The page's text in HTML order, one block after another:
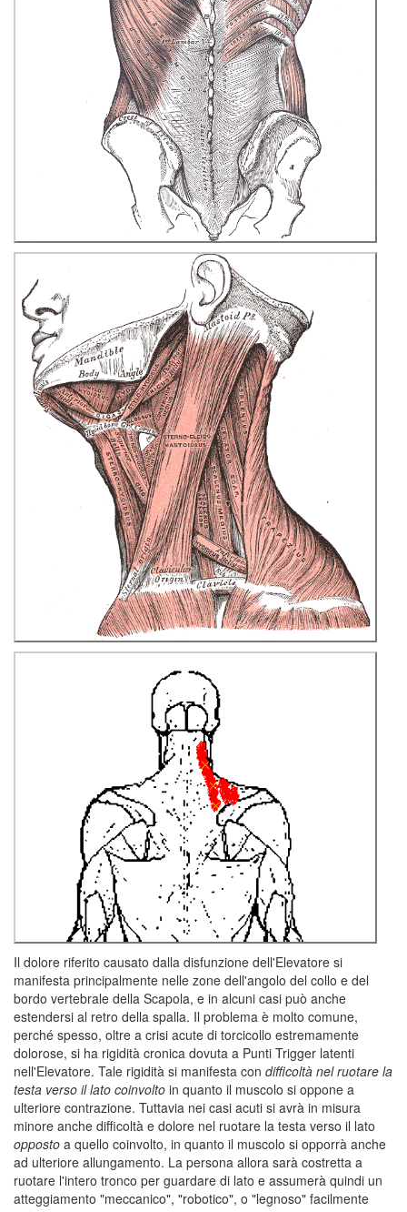
Il dolore riferito causato dalla disfunzione dell'Elevatore si
manifesta principalmente nelle zone dell'angolo del collo e del
bordo vertebrale della Scapola, e in alcuni casi può anche
estendersi al retro della spalla. Il problema è molto comune,
perché spesso, oltre a crisi acute di torcicollo estremamente
dolorose, si ha rigidità cronica dovuta a Punti Trigger latenti
nell'Elevatore. Tale rigidità si manifesta con difficoltà nel ruotare la
testa verso il lato coinvolto in quanto il muscolo si oppone a
ulteriore contrazione. Tuttavia nei casi acuti si avrà in misura
minore anche difficoltà e dolore nel ruotare la testa verso il lato
opposto a quello coinvolto, in quanto il muscolo si opporrà anche
ad ulteriore allungamento. La persona allora sarà costretta a
ruotare l'intero tronco per guardare di lato e assumerà quindi un
atteggiamento "meccanico", "robotico", o "legnoso" facilmente